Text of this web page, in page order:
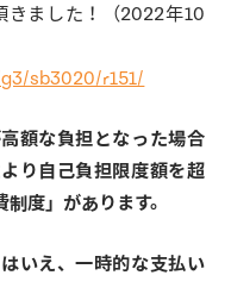
きました！（2022年10
sb3020/r151/
額な負担となった場合
り自己負担限度額を超
度」があります。
いえ、一時的な支払い